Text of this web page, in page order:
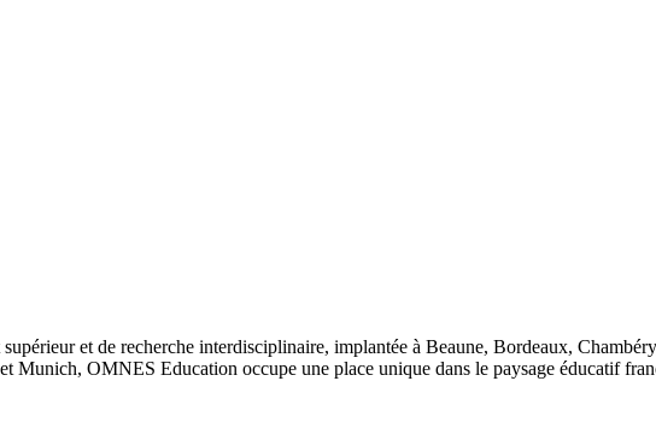
et de recherche interdisciplinaire, implantée à Beaune, Bordeaux,
Munich, OMNES Education occupe une place unique dans le paysage éducatif